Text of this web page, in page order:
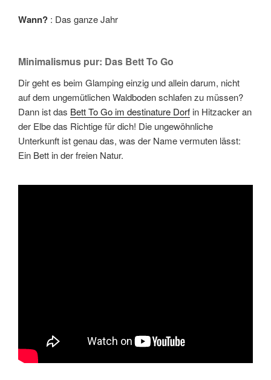
Wann? : Das ganze Jahr
Minimalismus pur: Das Bett To Go
Dir geht es beim Glamping einzig und allein darum, nicht
auf dem ungemütlichen Waldboden schlafen zu müssen?
Dann ist das Bett To Go im destinature Dorf in Hitzacker an
der Elbe das Richtige für dich! Die ungewöhnliche
Unterkunft ist genau das, was der Name vermuten lässt:
Ein Bett in der freien Natur.